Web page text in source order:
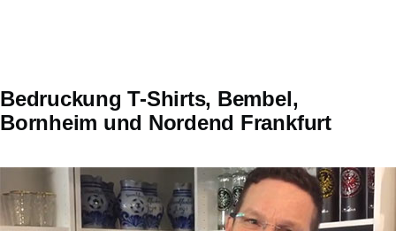
Bedruckung T-Shirts, Bembel,
Bornheim und Nordend Frankfurt